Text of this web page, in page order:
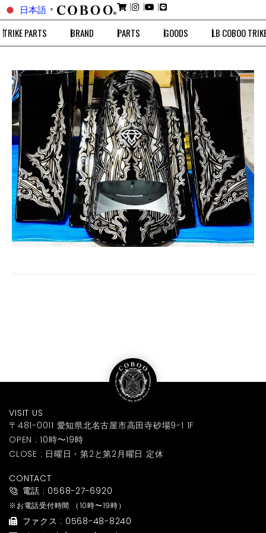
日本語 ▼
TRIKE PARTS BRAND PARTS GOODS LB COBOO
VISIT US
〒481-0011 愛知県北名古屋市高田寺砂場9-1 1F
OPEN : 10時〜19時
CLOSE : 日曜日・第2と第2月曜日 定休
CONTACT
電話 : 0568-27-6920
※お電話受付時間 （10時〜19時）
ファクス : 0568-48-8240